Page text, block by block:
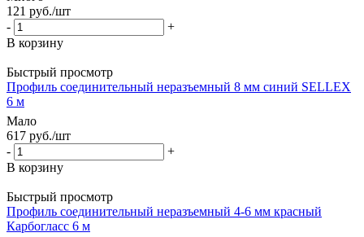
121 руб./шт
-
+
В корзину
Быстрый просмотр
Профиль соединительный неразъемный 8 мм синий SELLEX
6 м
Мало
617 руб./шт
-
+
В корзину
Быстрый просмотр
Профиль соединительный неразъемный 4-6 мм красный
Карбогласс 6 м